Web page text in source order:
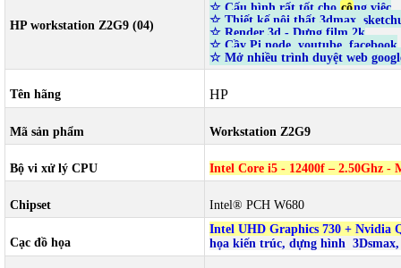
HP workstation Z2G9 (04)
☆ Cấu hình rất tốt cho công việc
☆ Thiết kế nội thất 3dmax,
☆ Render 3d - Dựng film 2k
☆ Cầy Pi node, youtube. facebook
☆ Mở nhiều trình duyệt web
Tên hãng HP
Mã sản phẩm Workstation Z2G9
Bộ vi xử lý CPU Intel Core i5 - 12400f – 2.50Ghz -
Chipset Intel® PCH W680
Cạc đồ họa
Intel UHD Graphics 730 + Nvidia
họa kiến trúc, dựng hình